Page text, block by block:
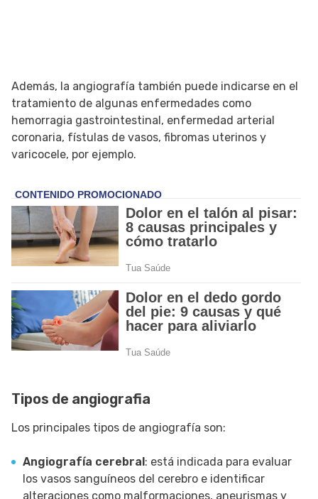
Además, la angiografía también puede indicarse en el
tratamiento de algunas enfermedades como
hemorragia gastrointestinal, enfermedad arterial
coronaria, fístulas de vasos, fibromas uterinos y
varicocele, por ejemplo.
Tipos de angiografia
Los principales tipos de angiografía son:
Angiografía cerebral: está indicada para evaluar
los vasos sanguíneos del cerebro e identificar
alteraciones como malformaciones, aneurismas y